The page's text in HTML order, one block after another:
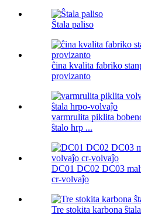
Ŝtala paliso
ĉina kvalita fabriko
provizanto
varmrulita piklita
ŝtalo hrp ...
DC01 DC02 DC03
cr-volvaĵo
Tre stokita karbona